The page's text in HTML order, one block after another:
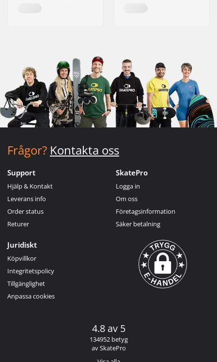
Frågor? Kontakta oss
Support
Hjälp & Kontakt
Leverans info
Order status
Returer
SkatePro
Logga in
Om oss
Företagsinformation
Säker betalning
Juridiskt
Köpvillkor
Integritetspolicy
Tillgänglighet
Anpassa cookies
4.8 av 5
134952 betyg
av SkatePro